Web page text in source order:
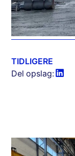
TIDLIGERE
Del opslag: